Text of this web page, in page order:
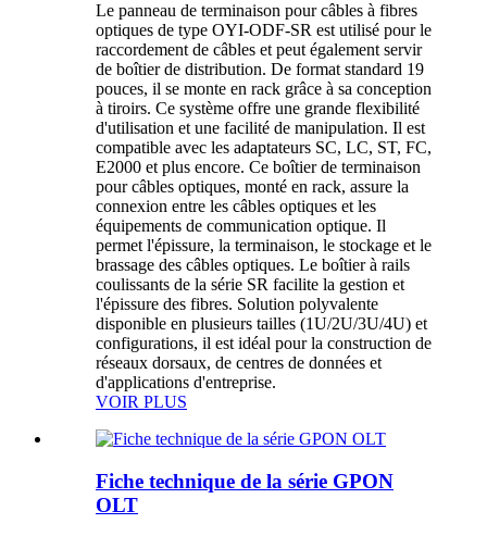
Le panneau de terminaison pour câbles à fibres
optiques de type OYI-ODF-SR est utilisé pour le
raccordement de câbles et peut également servir
de boîtier de distribution. De format standard 19
pouces, il se monte en rack grâce à sa conception
à tiroirs. Ce système offre une grande flexibilité
d'utilisation et une facilité de manipulation. Il est
compatible avec les adaptateurs SC, LC, ST, FC,
E2000 et plus encore. Ce boîtier de terminaison
pour câbles optiques, monté en rack, assure la
connexion entre les câbles optiques et les
équipements de communication optique. Il
permet l'épissure, la terminaison, le stockage et le
brassage des câbles optiques. Le boîtier à rails
coulissants de la série SR facilite la gestion et
l'épissure des fibres. Solution polyvalente
disponible en plusieurs tailles (1U/2U/3U/4U) et
configurations, il est idéal pour la construction de
réseaux dorsaux, de centres de données et
d'applications d'entreprise.
VOIR PLUS
Fiche technique de la série GPON
OLT